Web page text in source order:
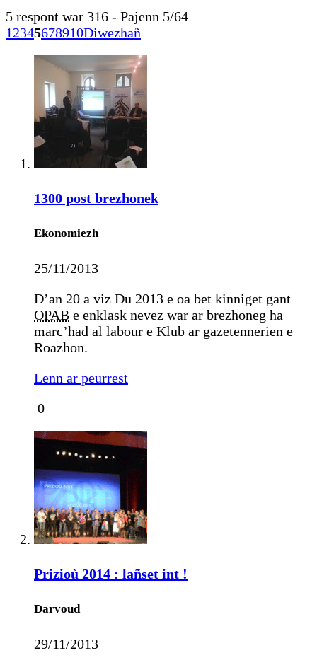
5 respont war 316 - Pajenn 5/64
12345678910Diwezhañ
1300 post brezhonek
Ekonomiezh
25/11/2013
D’an 20 a viz Du 2013 e oa bet kinniget gant
OPAB e enklask nevez war ar brezhoneg ha
marc’had al labour e Klub ar gazetennerien e
Roazhon.
Lenn ar peurrest
0
Prizioù 2014 : lañset int !
Darvoud
29/11/2013